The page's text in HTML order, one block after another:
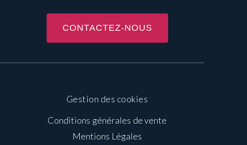
CONTACTEZ-NOUS
Gestion des cookies
Conditions générales de vente
Mentions Légales